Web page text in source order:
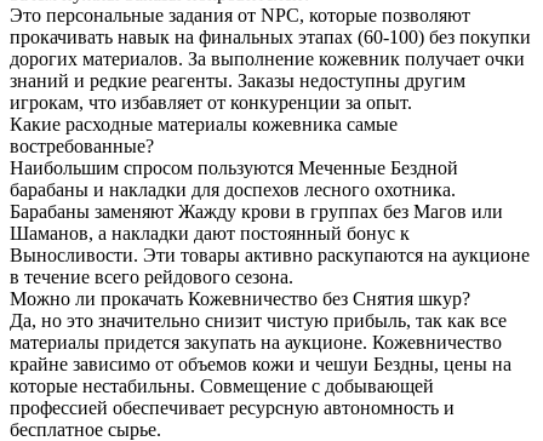
Это персональные задания от NPC, которые позволяют
прокачивать навык на финальных этапах (60-100) без покупки
дорогих материалов. За выполнение кожевник получает очки
знаний и редкие реагенты. Заказы недоступны другим
игрокам, что избавляет от конкуренции за опыт.
Какие расходные материалы кожевника самые
востребованные?
Наибольшим спросом пользуются Меченные Бездной
барабаны и накладки для доспехов лесного охотника.
Барабаны заменяют Жажду крови в группах без Магов или
Шаманов, а накладки дают постоянный бонус к
Выносливости. Эти товары активно раскупаются на аукционе
в течение всего рейдового сезона.
Можно ли прокачать Кожевничество без Снятия шкур?
Да, но это значительно снизит чистую прибыль, так как все
материалы придется закупать на аукционе. Кожевничество
крайне зависимо от объемов кожи и чешуи Бездны, цены на
которые нестабильны. Совмещение с добывающей
профессией обеспечивает ресурсную автономность и
бесплатное сырье.